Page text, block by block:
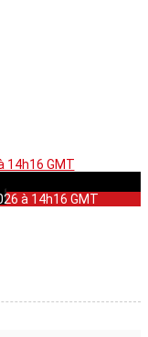
14h16 GMT
à 14h16 GMT